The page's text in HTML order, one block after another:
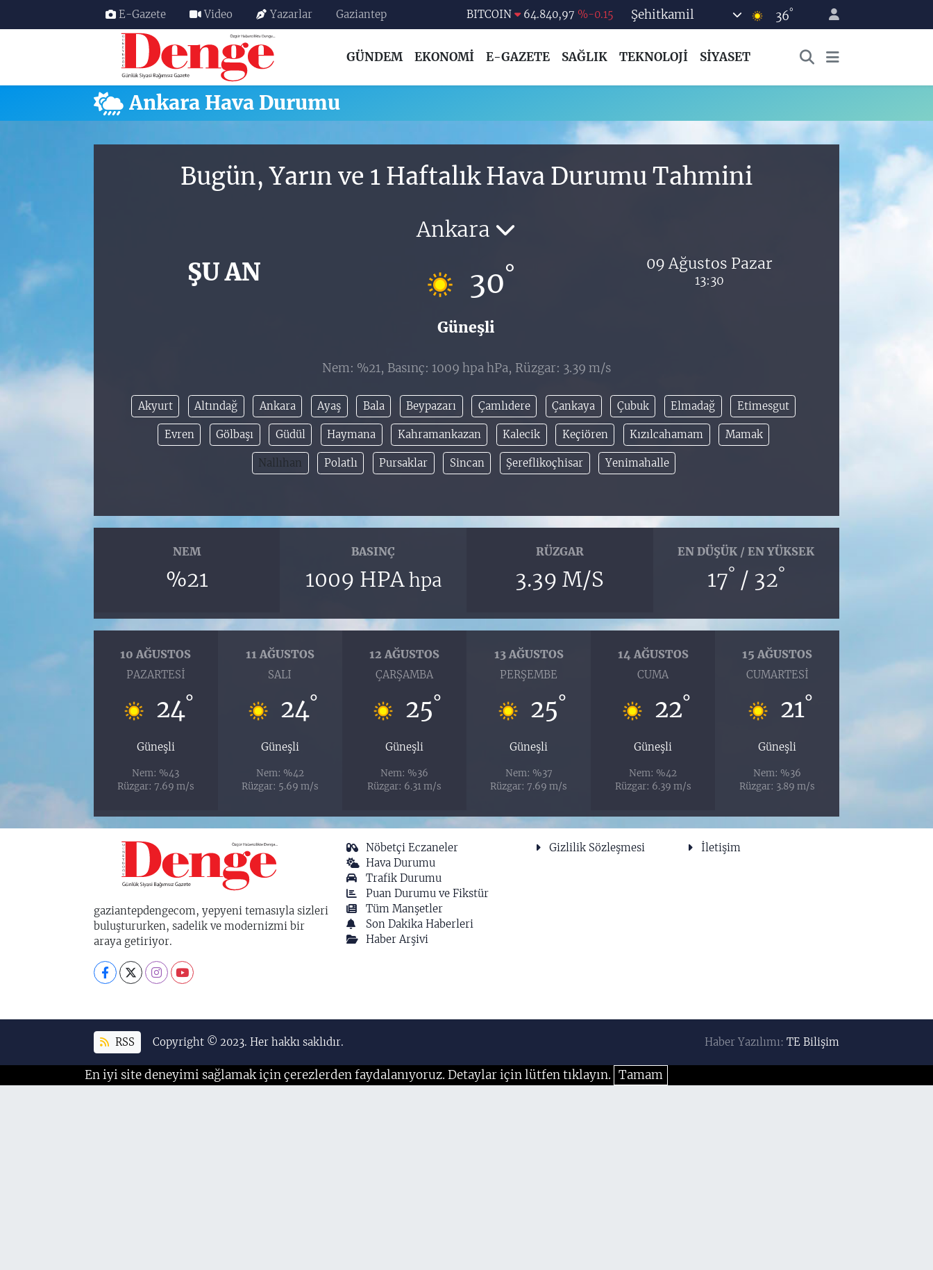
E-Gazete Video Yazarlar Gaziantep BITCOIN 64.840,97 %-0.15
EURO
55,2510 %0.32
STERLİN
64,4811 %0.38
%-14
Şehitkamil 36°
GÜNDEM EKONOMİ E-GAZETE SAĞLIK TEKNOLOJİ SİYASET
Ankara Hava Durumu
Bugün, Yarın ve 1 Haftalık Hava Durumu Tahmini
ŞU AN
Ankara
30°
Güneşli
09 Ağustos Pazar
13:30
Nem: %21, Basınç: 1009 hpa hPa, Rüzgar: 3.39 m/s
Akyurt Altındağ Ankara Ayaş Bala Beypazarı Çamlıdere Çankaya Çubuk Elmadağ Etimesgut
Evren Gölbaşı Güdül Haymana Kahramankazan Kalecik Keçiören Kızılcahamam Mamak
Nallıhan Polatlı Pursaklar Sincan Şereflikoçhisar Yenimahalle
NEM
%21
BASINÇ
1009 HPAhpa
RÜZGAR
3.39 M/S
EN DÜŞÜK / EN YÜKSEK
17° / 32°
10 AĞUSTOS
PAZARTESI
24°
Güneşli
Nem: %43
Rüzgar: 7.69 m/s
11 AĞUSTOS
SALI
24°
Güneşli
Nem: %42
Rüzgar: 5.69 m/s
12 AĞUSTOS
ÇARŞAMBA
25°
Güneşli
Nem: %36
Rüzgar: 6.31 m/s
13 AĞUSTOS
PERŞEMBE
25°
Güneşli
Nem: %37
Rüzgar: 7.69 m/s
14 AĞUSTOS
CUMA
22°
Güneşli
Nem: %42
Rüzgar: 6.39 m/s
15 AĞUSTOS
CUMARTESI
21°
Güneşli
Nem: %36
Rüzgar: 3.89 m/s
gaziantepdengecom, yepyeni temasıyla sizleri
buluştururken, sadelik ve modernizmi bir
araya getiriyor.
Nöbetçi Eczaneler
Hava Durumu
Trafik Durumu
Puan Durumu ve Fikstür
Tüm Manşetler
Son Dakika Haberleri
Haber Arşivi
Gizlilik Sözleşmesi İletişim
RSS Copyright © 2023. Her hakkı saklıdır. Haber Yazılımı:TE Bilişim
En iyi site deneyimi sağlamak için çerezlerden faydalanıyoruz. Detaylar için lütfen tıklayın. Tamam
Nöbetçi Eczaneler
Hava Durumu
Trafik Durumu
Haber Arşivi